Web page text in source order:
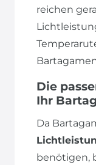
reichen
Die
Ihr
Da
benötigen,